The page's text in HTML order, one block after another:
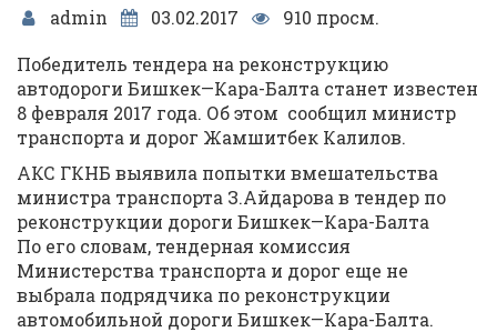
admin 03.02.2017
910 просм.
Победитель тендера на реконструкцию
автодороги Бишкек—Кара-Балта станет известен
8 февраля 2017 года. Об этом сообщил министр
транспорта и дорог Жамшитбек Калилов.
АКС ГКНБ выявила попытки вмешательства
министра транспорта З.Айдарова в тендер по
реконструкции дороги Бишкек—Кара-Балта
По его словам, тендерная комиссия
Министерства транспорта и дорог еще не
выбрала подрядчика по реконструкции
автомобильной дороги Бишкек—Кара-Балта.